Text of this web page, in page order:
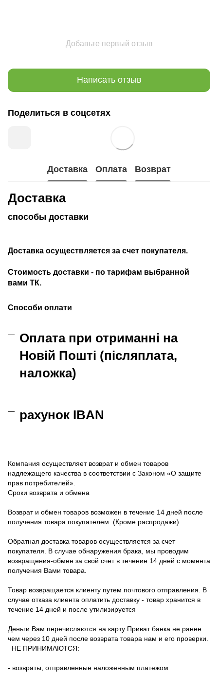
Добавьте первый отзыв
Написать отзыв
Поделиться в соцсетях
Доставка Оплата Возврат
Доставка
способы доставки
Доставка осуществляется за счет покупателя.
Стоимость доставки - по тарифам выбранной
вами ТК.
Способи оплати
Оплата при отриманні на
Новій Пошті (післяплата,
наложка)
рахунок IBAN
Компания осуществляет возврат и обмен товаров
надлежащего качества в соответствии с Законом «О защите
прав потребителей».
Сроки возврата и обмена
Возврат и обмен товаров возможен в течение 14 дней после
получения товара покупателем. (Кроме распродажи)
Обратная доставка товаров осуществляется за счет
покупателя. В случае обнаружения брака, мы проводим
возвращения-обмен за свой счет в течение 14 дней с момента
получения Вами товара.
Товар возвращается клиенту путем почтового отправления. В
случае отказа клиента оплатить доставку - товар хранится в
течение 14 дней и после утилизируется
Деньги Вам перечисляются на карту Приват банка не ранее
чем через 10 дней после возврата товара нам и его проверки.
НЕ ПРИНИМАЮТСЯ:
- возвраты, отправленные наложенным платежом